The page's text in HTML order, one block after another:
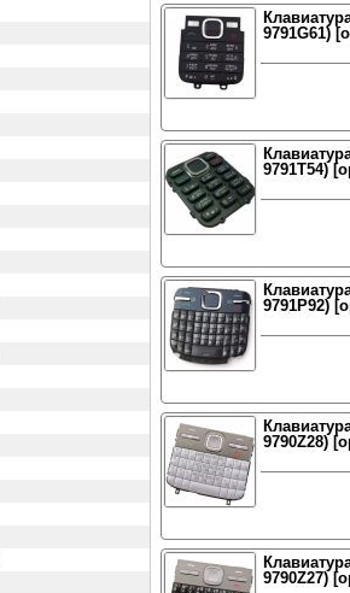
9791G61)
9791T54)
9791P92)
9790Z28)
9790Z27)